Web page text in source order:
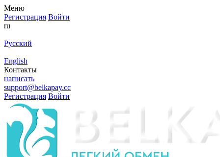
Меню
Регистрация Войти
ru
Русский
English
Контакты
написать
support@belkapay.cc
Регистрация Войти